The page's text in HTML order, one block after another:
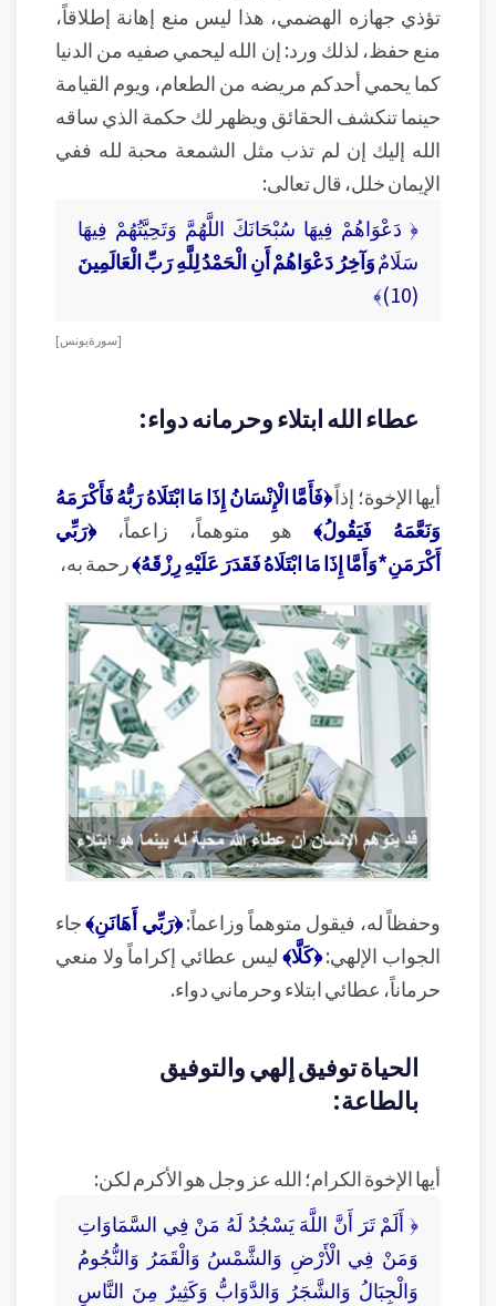
تؤذي جهازه الهضمي، هذا ليس منع إهانة إطلاقاً،
منع حفظ، لذلك ورد: إن الله ليحمي صفيه من الدنيا
كما يحمي أحدكم مريضه من الطعام، ويوم القيامة
حينما تنكشف الحقائق ويظهر لك حكمة الذي ساقه
الله إليك إن لم تذب مثل الشمعة محبة لله ففي
الإيمان خلل، قال تعالى:
﴿ دَعْوَاهُمْ فِيهَا سُبْحَانَكَ اللَّهُمَّ وَتَحِيَّتُهُمْ فِيهَا
سَلَامٌوَآخِرُ دَعْوَاهُمْ أَنِ الْحَمْدُ لِلَّهِ رَبِّ الْعَالَمِينَ
(10)﴾
[ سورة يونس ]
عطاء الله ابتلاء وحرمانه دواء:
أيها الإخوة؛ إذاً﴿فَأَمَّا الْإِنْسَانُ إِذَا مَا ابْتَلَاهُ رَبُّهُ فَأَكْرَمَهُ
وَنَعَّمَهُ فَيَقُولُ﴾ هو متوهماً، زاعماً،﴿رَبِّي
أَكْرَمَنِ*وَأَمَّا إِذَا مَا ابْتَلَاهُ فَقَدَرَ عَلَيْهِ رِزْقَهُ﴾رحمة به،
وحفظاً له، فيقول متوهماً وزاعماً:﴿رَبِّي أَهَانَنِ﴾جاء
الجواب الإلهي:﴿كَلَّا﴾ليس عطائي إكراماً ولا منعي
حرماناً، عطائي ابتلاء وحرماني دواء.
الحياة توفيق إلهي والتوفيق
بالطاعة:
أيها الإخوة الكرام؛ الله عز وجل هو الأكرم لكن:
﴿ أَلَمْ تَرَ أَنَّ اللَّهَ يَسْجُدُ لَهُ مَنْ فِي السَّمَاوَاتِ
وَمَنْ فِي الْأَرْضِ وَالشَّمْسُ وَالْقَمَرُ وَالنُّجُومُ
وَالْجِبَالُ وَالشَّجَرُ وَالدَّوَابُّ وَكَثِيرٌ مِنَ النَّاسِ